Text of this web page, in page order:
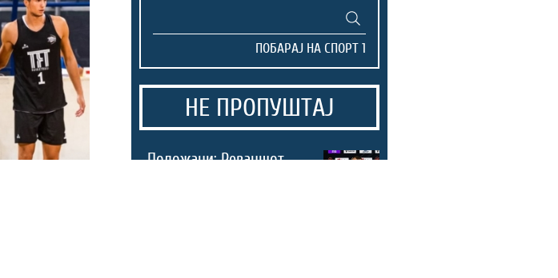
НЕ ПРОПУШТАЈ
Положани: Реваншот